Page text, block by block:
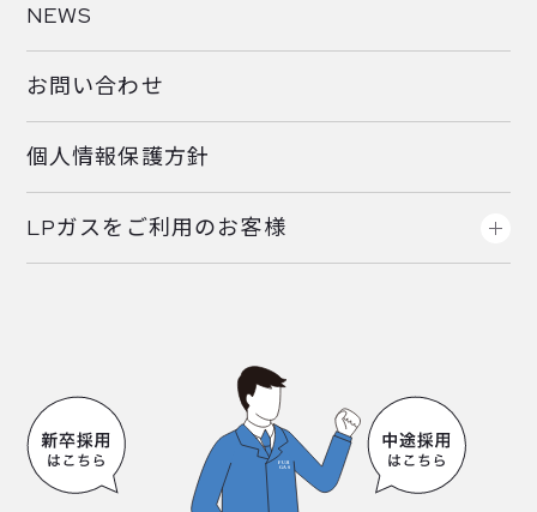
NEWS
お問い合わせ
個人情報保護方針
LPガスをご利用のお客様